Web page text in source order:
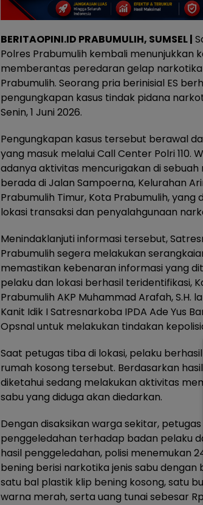
BERITAOPINI.ID PRABUMULIH, SUMSEL |
Polres Prabumulih kembali menunjukkan
memberantas peredaran gelap narkotika
Prabumulih. Seorang pria berinisial ES
pengungkapan kasus tindak pidana
Senin, 1 Juni 2026.
Pengungkapan kasus tersebut berawal
yang masuk melalui Call Center Polri 110.
adanya aktivitas mencurigakan di sebuah
berada di Jalan Sampoerna, Kelurahan
Prabumulih Timur, Kota Prabumulih, yang
lokasi transaksi dan penyalahgunaan
Menindaklanjuti informasi tersebut,
Prabumulih segera melakukan
memastikan kebenaran informasi yang
pelaku dan lokasi berhasil teridentifikasi,
Prabumulih AKP Muhammad Arafah, S.H.
Kanit Idik I Satresnarkoba IPDA Ade Yus
Opsnal untuk melakukan tindakan
Saat petugas tiba di lokasi, pelaku
rumah kosong tersebut. Berdasarkan
diketahui sedang melakukan aktivitas
sabu yang diduga akan diedarkan.
Dengan disaksikan warga sekitar,
penggeledahan terhadap badan pelaku
hasil penggeledahan, polisi menemukan
bening berisi narkotika jenis sabu dengan
satu bal plastik klip bening kosong, satu
warna merah, serta uang tunai sebesar